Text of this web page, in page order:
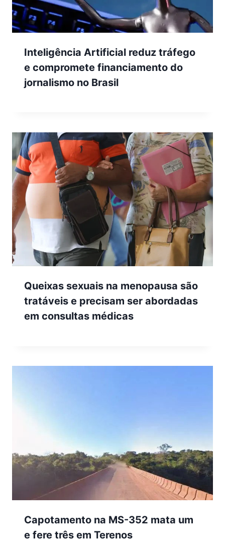
Inteligência Artificial reduz tráfego
e compromete financiamento do
jornalismo no Brasil
Queixas sexuais na menopausa são
tratáveis e precisam ser abordadas
em consultas médicas
Capotamento na MS-352 mata um
e fere três em Terenos